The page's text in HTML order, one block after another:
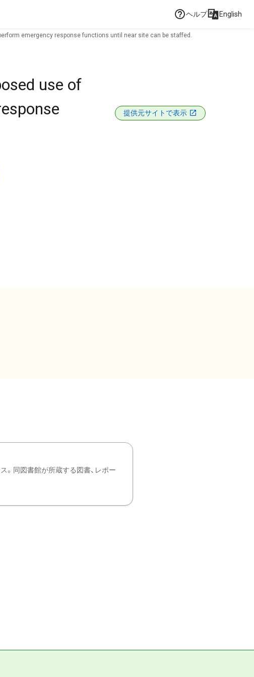
ヘルプ English
emergency response functions until near site can be staffed.
use of
提供元サイトで表示
。同図書館が所蔵する図書、レポー